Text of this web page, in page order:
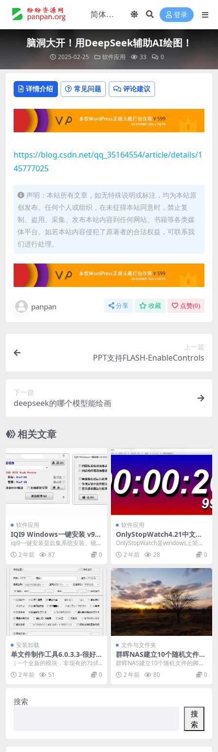
登录
脑洞大开！用DeepSeek辅助AI绘图！
2025-02-25 软件应用 33 0
详情介绍 常见问题 评论建议
https://blog.csdn.net/qq_35164554/article/details/1
45777025
声明：本站所有文章，如无特殊说明或标注，均为本站原
创发布。任何个人或组织，在未征得本站同意时，禁止复
制、盗用、采集、发布本站内容到任何网站、书籍等各类媒
体平台。如若本站内容侵犯了原著者的合法权益，可联系我
们进行处理。
panpan 分享 收藏 点赞(0)
上一篇
PPT支持FLASH-EnableControls
下一篇
deepseek的哪个模型能绘画
相关文章
软件应用
IQI9 Windows一键安装 v9.1
0.0.8 x64 单文件版 [系统环境
&PE通用]
iqi9一键安装是款集系统安装、镜像
还原（大多数镜像格式都支持）、
虚拟光驱于一体...
2 年前 87 0
软件应用
OnlyStopWatch4.21中文版-
实用的计时器、秒表、倒计时
工具
OnlyStopWatch是windows上简单
实用的计时器 特点： 界面可置顶...
2 年前 28 0
安装卸载
单文件制作工具6.0.3.3-很好
用
（一个全新的模块，非现有的7zsf
x、winrar自解压、zlib模块） 20
1... 2 年前 51 0
文件与文件夹
群晖NAS建立10个随机文件的
脚本-以.love结尾-群晖脚本
群晖NAS建立10个随机文件的脚本-
以.love结尾-群晖脚本 #! /bin/...
2 年前 80 0
搜索
搜
索